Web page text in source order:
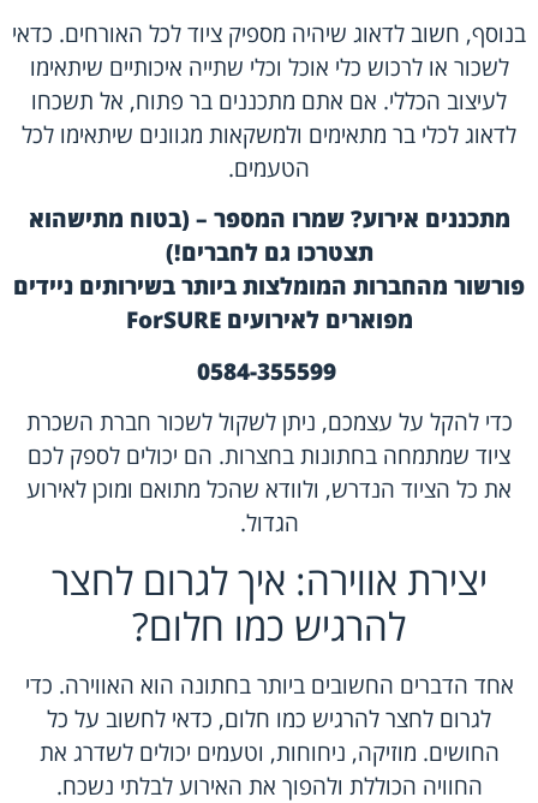
בנוסף, חשוב לדאוג שיהיה מספיק ציוד לכל האורחים. כדאי
לשכור או לרכוש כלי אוכל וכלי שתייה איכותיים שיתאימו
לעיצוב הכללי. אם אתם מתכננים בר פתוח, אל תשכחו
לדאוג לכלי בר מתאימים ולמשקאות מגוונים שיתאימו לכל
הטעמים.
מתכננים אירוע? שמרו המספר – (בטוח מתישהוא
תצטרכו גם לחברים!)
פורשור מהחברות המומלצות ביותר בשירותים ניידים
מפוארים לאירועים ForSURE
0584-355599
כדי להקל על עצמכם, ניתן לשקול לשכור חברת השכרת
ציוד שמתמחה בחתונות בחצרות. הם יכולים לספק לכם
את כל הציוד הנדרש, ולוודא שהכל מתואם ומוכן לאירוע
הגדול.
יצירת אווירה: איך לגרום לחצר
להרגיש כמו חלום?
אחד הדברים החשובים ביותר בחתונה הוא האווירה. כדי
לגרום לחצר להרגיש כמו חלום, כדאי לחשוב על כל
החושים. מוזיקה, ניחוחות, וטעמים יכולים לשדרג את
החוויה הכוללת ולהפוך את האירוע לבלתי נשכח.